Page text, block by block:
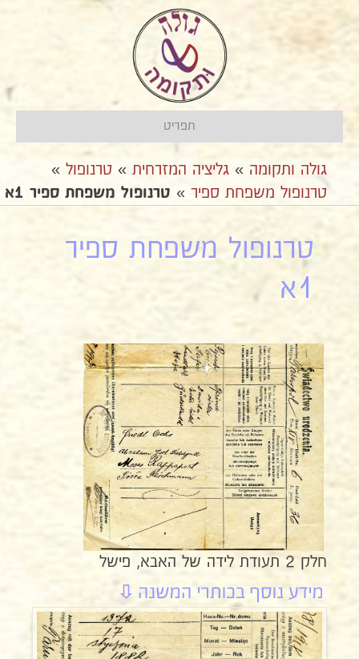
תפריט
גולה ותקומה » גליציה המזרחית » טרנופול »
טרנופול משפחת ספיר » טרנופול משפחת ספיר 1א
טרנופול משפחת ספיר
1א
חלק 2 תעודת לידה של האבא, פישל